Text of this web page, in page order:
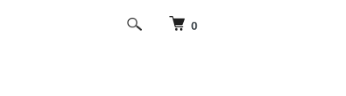
0